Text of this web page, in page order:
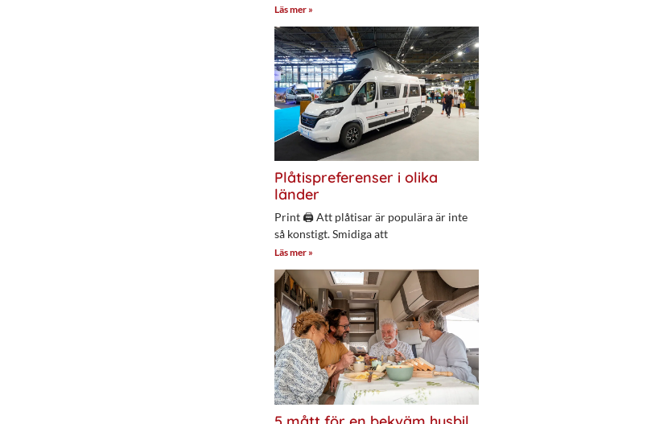
Läs mer »
Plåtispreferenser i olika
länder
Print 🖨 Att plåtisar är populära är inte
så konstigt. Smidiga att
Läs mer »